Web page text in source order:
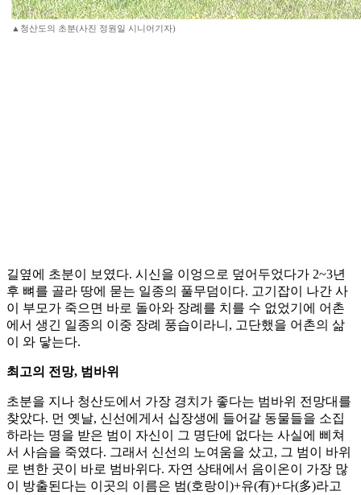
▲청산도의 초분(사진 정원일 시니어기자)
길옆에 초분이 보였다. 시신을 이엉으로 덮어두었다가 2~3년
후 뼈를 골라 땅에 묻는 일종의 풀무덤이다. 고기잡이 나간 사
이 부모가 죽으면 바로 돌아와 장례를 치를 수 없었기에 어촌
에서 생긴 일종의 이중 장례 풍습이라니, 고단했을 어촌의 삶
이 와 닿는다.
최고의 전망, 범바위
초분을 지나 청산도에서 가장 경치가 좋다는 범바위 전망대를
찾았다. 먼 옛날, 신선에게서 십장생에 들어갈 동물들을 소집
하라는 명을 받은 범이 자신이 그 명단에 없다는 사실에 삐쳐
서 사슴을 죽였다. 그래서 신선의 노여움을 샀고, 그 범이 바위
로 변한 곳이 바로 범바위다. 자연 상태에서 음이온이 가장 많
이 방출된다는 이곳의 이름은 범(호랑이)+유(有)+다(多)라고